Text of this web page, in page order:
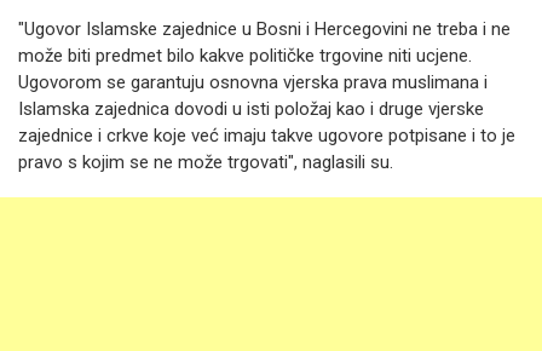
"Ugovor Islamske zajednice u Bosni i Hercegovini ne treba i ne
može biti predmet bilo kakve političke trgovine niti ucjene.
Ugovorom se garantuju osnovna vjerska prava muslimana i
Islamska zajednica dovodi u isti položaj kao i druge vjerske
zajednice i crkve koje već imaju takve ugovore potpisane i to je
pravo s kojim se ne može trgovati", naglasili su.